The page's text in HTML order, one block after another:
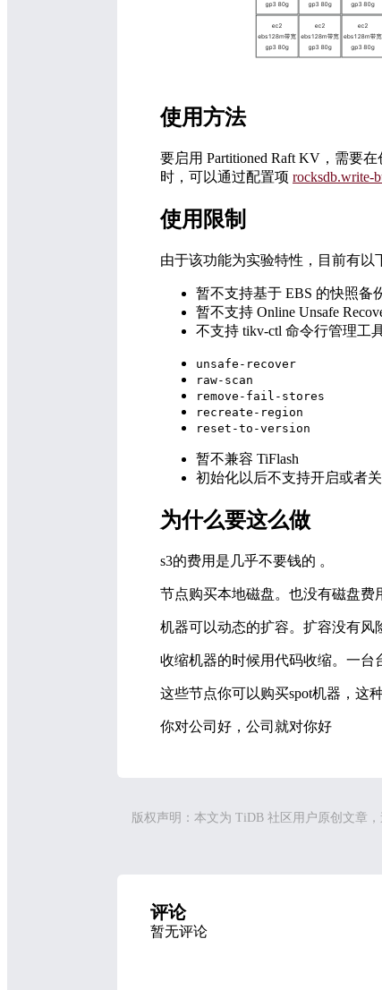
使用方法
要启用 Partitioned Raft KV，需要
时，可以通过配置项 rocksdb.write-
使用限制
由于该功能为实验特性，目前有以
暂不支持基于 EBS 的快照备
暂不支持 Online Unsafe
不支持 tikv-ctl 命令行管理工
unsafe-recover
raw-scan
remove-fail-stores
recreate-region
reset-to-version
暂不兼容 TiFlash
初始化以后不支持开启或者
为什么要这么做
s3的费用是几乎不要钱的 。
节点购买本地磁盘。也没有磁盘费
机器可以动态的扩容。扩容没有风
收缩机器的时候用代码收缩。一台
这些节点你可以购买spot机器，这
你对公司好，公司就对你好
版权声明：本文为 TiDB 社区用户原创文章
评论
暂无评论